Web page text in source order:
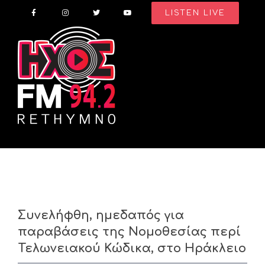
content
LISTEN LIVE
Συνελήφθη, ημεδαπός για
παραβάσεις της Νομοθεσίας περί
Τελωνειακού Κώδικα, στο Ηράκλειο